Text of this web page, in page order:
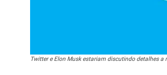
Twitter e Elon Musk estariam discutindo detalhes